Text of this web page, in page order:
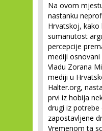
Na ovom
nastanku
Hrvatskoj, kako
sumanutost
percepcije
mediji osnovani
Vladu Zorana
mediji u
Halter.org,
prvi iz hobija
drugi iz potrebe
zapostavljene
Vremenom ta